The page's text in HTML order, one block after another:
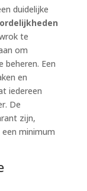
duidelijke
te
om
beheren. Een
en
iedereen
De
zijn,
minimum